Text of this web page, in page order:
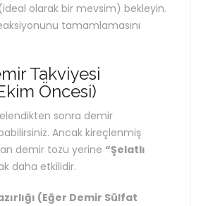
(ideal olarak bir mevsim) bekleyin.
tamamlamasını
Takviyesi
Öncesi)
sonra demir
Ancak kireçlenmiş
demir tozu yerine “Şelatlı
daha etkilidir.
(Eğer Demir Sülfat